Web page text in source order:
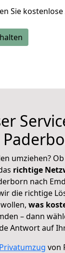
Sie
umziehen?
richtige
nach
die richtige
was
– dann
Antwort auf
Privatumzug von